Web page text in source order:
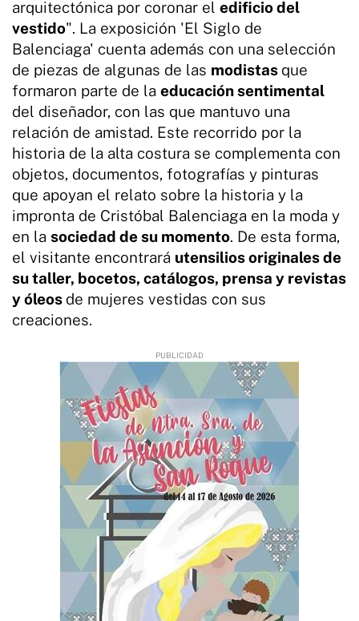
arquitectónica por coronar el edificio del
vestido". La exposición 'El Siglo de
Balenciaga' cuenta además con una selección
de piezas de algunas de las modistas que
formaron parte de la educación sentimental
del diseñador, con las que mantuvo una
relación de amistad. Este recorrido por la
historia de la alta costura se complementa con
objetos, documentos, fotografías y pinturas
que apoyan el relato sobre la historia y la
impronta de Cristóbal Balenciaga en la moda y
en la sociedad de su momento. De esta forma,
el visitante encontrará utensilios originales de
su taller, bocetos, catálogos, prensa y revistas
y óleos de mujeres vestidas con sus
creaciones.